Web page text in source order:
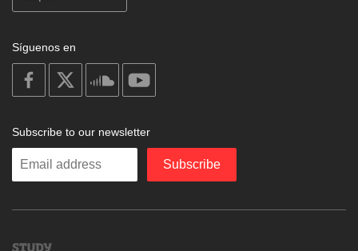
Síguenos en
on
facebook
soundcloud
Subscribe to our newsletter
Enter
Subscribe
Study